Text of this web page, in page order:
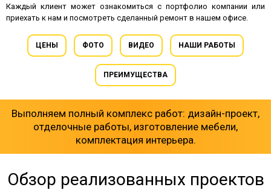
Каждый клиент может ознакомиться с портфолио компании или
приехать к нам и посмотреть сделанный ремонт в нашем офисе.
ЦЕНЫ ФОТО ВИДЕО НАШИ РАБОТЫ
ПРЕИМУЩЕСТВА
Выполняем полный комплекс работ: дизайн-проект,
отделочные работы, изготовление мебели,
комплектация интерьера.
Обзор реализованных проектов